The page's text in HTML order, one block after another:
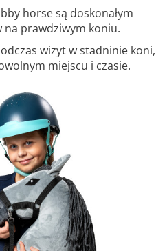
horse są doskonałym
na prawdziwym koniu.
wizyt w stadninie koni,
miejscu i czasie.